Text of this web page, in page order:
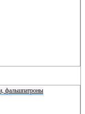
фальшпатроны